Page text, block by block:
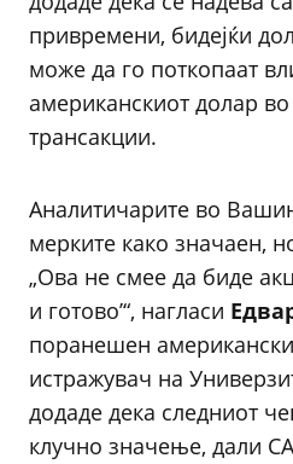
привремени, бидејќи
може да го поткопаат
американскиот долар
трансакции.
Аналитичарите во
мерките како значаен,
„Ова не смее да биде
и готово’“, нагласи
поранешен
истражувач на
додаде дека следниот
клучно значење, дали